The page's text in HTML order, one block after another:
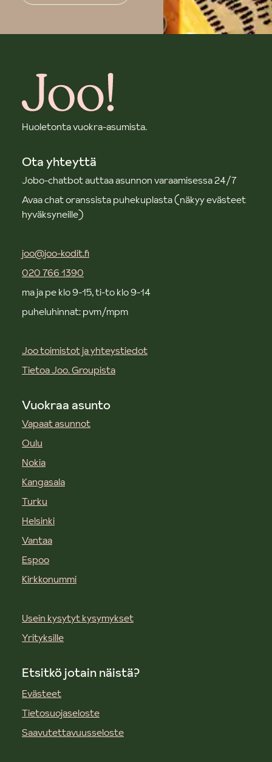
Huoletonta vuokra-asumista.
Ota yhteyttä
Jobo-chatbot auttaa asunnon varaamisessa 24/7
Avaa chat oranssista puhekuplasta (näkyy evästeet
hyväksyneille)
joo@joo-kodit.fi
020 766 1390
ma ja pe klo 9-15, ti-to klo 9-14
puheluhinnat: pvm/mpm
Joo toimistot ja yhteystiedot
Tietoa Joo. Groupista
Vuokraa asunto
Vapaat asunnot
Oulu
Nokia
Kangasala
Turku
Helsinki
Vantaa
Espoo
Kirkkonummi
Usein kysytyt kysymykset
Yrityksille
Etsitkö jotain näistä?
Evästeet
Tietosuojaseloste
Saavutettavuusseloste